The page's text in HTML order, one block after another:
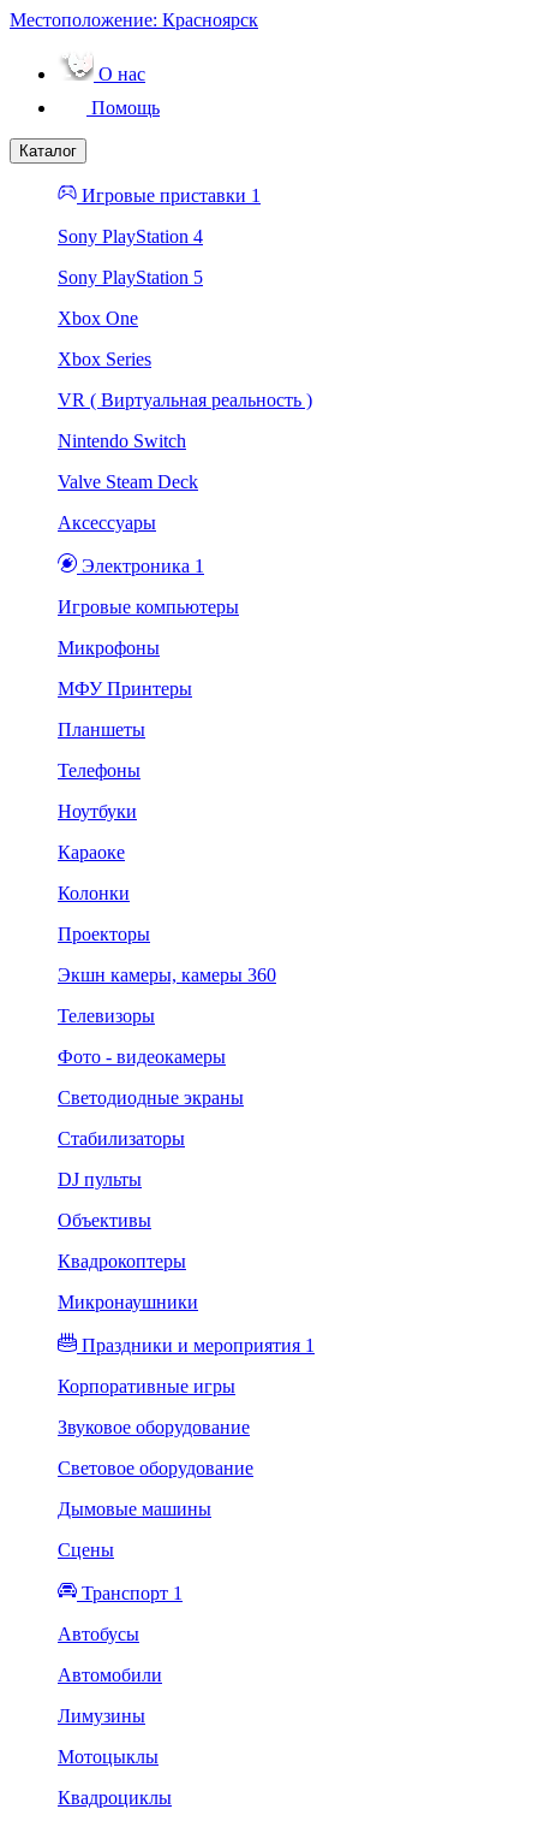
Местоположение: Красноярск
О нас
Помощь
Каталог
Игровые приставки 1
Sony PlayStation 4
Sony PlayStation 5
Xbox One
Xbox Series
VR ( Виртуальная реальность )
Nintendo Switch
Valve Steam Deck
Аксессуары
Электроника 1
Игровые компьютеры
Микрофоны
МФУ Принтеры
Планшеты
Телефоны
Ноутбуки
Караоке
Колонки
Проекторы
Экшн камеры, камеры 360
Телевизоры
Фото - видеокамеры
Светодиодные экраны
Стабилизаторы
DJ пульты
Объективы
Квадрокоптеры
Микронаушники
Праздники и мероприятия 1
Корпоративные игры
Звуковое оборудование
Световое оборудование
Дымовые машины
Сцены
Транспорт 1
Автобусы
Автомобили
Лимузины
Мотоцыклы
Квадроциклы